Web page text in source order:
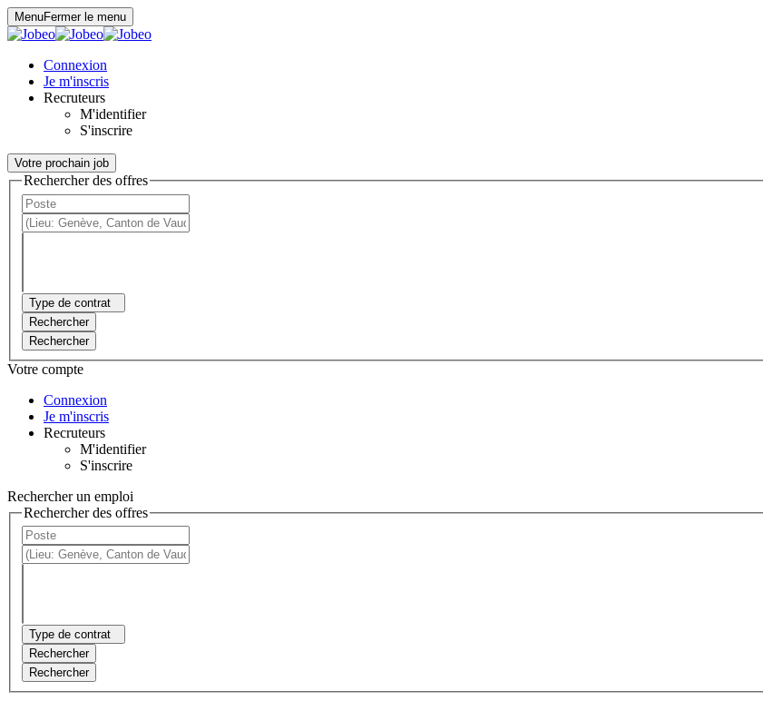
MenuFermer le menu
Connexion
Je m'inscris
Recruteurs
M'identifier
S'inscrire
Votre prochain job
Rechercher des offres
Type de contrat
Rechercher
Rechercher
Votre compte
Connexion
Je m'inscris
Recruteurs
M'identifier
S'inscrire
Rechercher un emploi
Rechercher des offres
Type de contrat
Rechercher
Rechercher
Panneau de gestion des cookies